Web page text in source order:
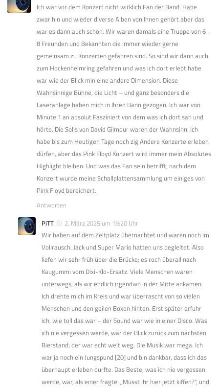
Ich war vor dem Konzert nicht wirklich Fan der Band. Habe
zwar hin und wieder diverse Alben von Ihnen gehört aber das
war es dann auch schon. Wir waren damals eine Truppe von 6 –
8 Freunden und Bekannten die immer wieder gerne
gemeinsam zu Konzerten gefahren sind. So sind wir dann auch
zum Hockenheimring gefahren und was ich dort erlebt habe
war wie der Blick min eine andere Dimension. Diese
Wahnsinnige Bühne, die Licht – und ganz besonders die
Laseranlage haben mich in Ihren Bann gezogen. Ich war von
Minute 1 an absolut Fasziniert von dem was ich dort sah und
hörte. Die Solis von David Gilmour waren der Wahnsinn. Ich
habe bis zum Heutigen Tage noch zig Andere Konzerte erleben
dürfen, aber das Pink Floyd Konzert wird immer mein Absolutes
Highlight bleiben. Und was das Fan sein betrifft, nach dem
Konzert wurde meine Schallplattensammlung um einiges von
Pink Floyd bereichert.
Antworten
PiTT
2. März 2025 um 19:20 Uhr
Wir haben auf dem Zeltplatz übernachtet und waren noch im
Vollrausch. Jack und Super Mario hatten uns begleitet. Also
liefen wir sehr früh über die Brücke; es roch überall nach
Kaugummi vom Dixi-Klo-Ersatz. Viele Menschen waren
unterwegs, als wir endlich irgendwo in der Mitte ankamen.
Ich drehte mich im Kreis und war überrascht von so vielen
Menschen und den geilen Boxen hinten. Erst später erfuhr
ich, wie toll das war – der Sound war wie in einer Disco. Was
ich nie vergessen werde, war der Blick zurück zum nächsten
Bierstand; der war echt weit weg. Die Musik war mega. Ich
war ja noch ein Jungspund [20] und bin dankbar, dass ich das
überhaupt erleben durfte. Das Beste, was ich nie vergessen
werde, war, als einer fragte: „Müsst ihr hier jetzt kiffen?“, und